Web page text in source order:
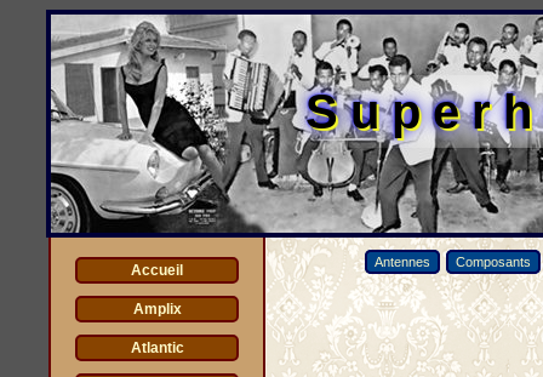
Accueil
Amplix
Atlantic
Antennes Composants